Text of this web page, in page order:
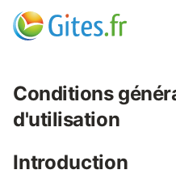
Conditions
d'utilisation
Introduction